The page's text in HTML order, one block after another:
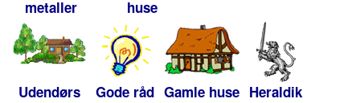
metaller
huse
Udendørs Gode råd Gamle huse Heraldik